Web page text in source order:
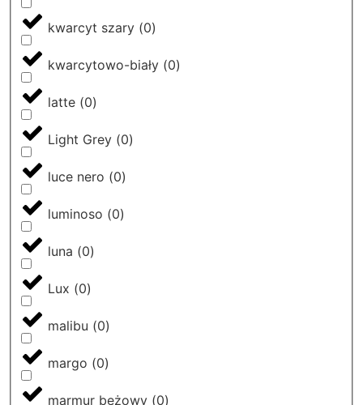
kwarcyt szary (0)
kwarcytowo-biały (0)
latte (0)
Light Grey (0)
luce nero (0)
luminoso (0)
luna (0)
Lux (0)
malibu (0)
margo (0)
marmur beżowy (0)